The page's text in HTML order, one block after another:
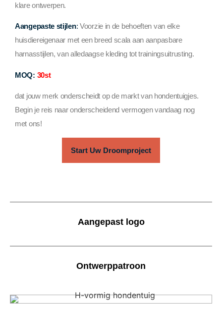
klare ontwerpen.
Aangepaste stijlen: Voorzie in de behoeften van elke
huisdiereigenaar met een breed scala aan aanpasbare
harnasstijlen, van alledaagse kleding tot trainingsuitrusting.
MOQ: 30st
dat jouw merk onderscheidt op de markt van hondentuigjes.
Begin je reis naar onderscheidend vermogen vandaag nog
met ons!
Start Uw Droomproject
Aangepast logo
Ontwerppatroon